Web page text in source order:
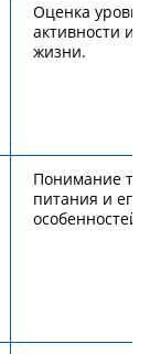
Оценка уровня
активности и
жизни.
Понимание
питания и его
особенностей.